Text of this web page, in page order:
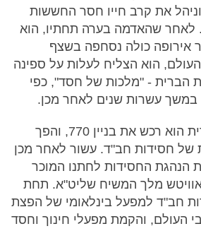
את קרב חייו חסר החששות
לאחר שהאדמה בערה תחתיו, הוא
אירופה כולה נסחפה בשצף
הוא הצליח לעלות על ספינה
הברית - "מלכות של חסד", כפי
במשך עשרות שנים לאחר מכן.
בהגיעו לארצות הברית הוא רכש את בניין 770, והפך
של חסידות חב"ד. עשור לאחר מכן
הנהגת החסידות לחתנו המוכר
מלך המשיח שליט"א. תחת
חב"ד למפעל בינלאומי של הפצת
העולם, והקמת מפעלי חינוך וחסד